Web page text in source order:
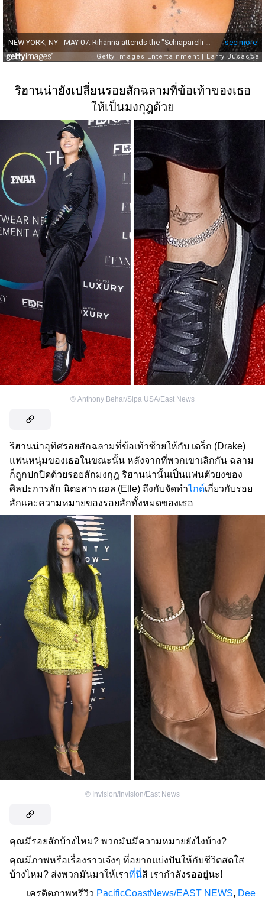
ริฮานน่ายังเปลี่ยนรอยสักฉลามที่ข้อเท้าของเธอ
ให้เป็นมงกุฎด้วย
© Anthony Behar/Sipa USA/East News
ริฮานน่าอุทิศรอยสักฉลามที่ข้อเท้าซ้ายให้กับ เดร็ก (Drake)
แฟนหนุ่มของเธอในขณะนั้น หลังจากที่พวกเขาเลิกกัน ฉลาม
ก็ถูกปกปิดด้วยรอยสักมงกุฎ ริฮานน่านั้นเป็นแฟนตัวยงของ
ศิลปะการสัก นิตยสารแอล (Elle) ถึงกับจัดทำไกด์เกี่ยวกับรอย
สักและความหมายของรอยสักทั้งหมดของเธอ
© Invision/Invision/East News
คุณมีรอยสักบ้างไหม? พวกมันมีความหมายยังไงบ้าง?
คุณมีภาพหรือเรื่องราวเจ๋งๆ ที่อยากแบ่งปันให้กับชีวิตสดใส
บ้างไหม? ส่งพวกมันมาให้เราที่นี่สิ เรากำลังรออยู่นะ!
เครดิตภาพพรีวิว PacificCoastNews/EAST NEWS, Dee